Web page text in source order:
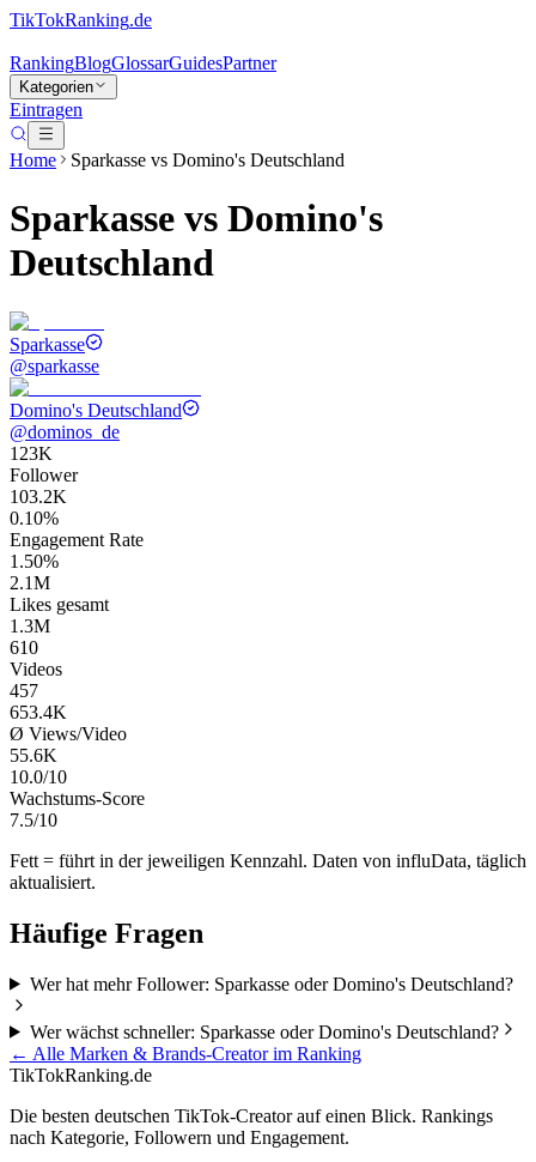
TikTokRanking.de
RankingBlogGlossarGuidesPartner
Kategorien
Eintragen
Home Sparkasse vs Domino's Deutschland
Sparkasse vs Domino's
Deutschland
Sparkasse
@sparkasse
Domino's Deutschland
@dominos_de
123K
Follower
103.2K
0.10%
Engagement Rate
1.50%
2.1M
Likes gesamt
1.3M
610
Videos
457
653.4K
Ø Views/Video
55.6K
10.0/10
Wachstums-Score
7.5/10
Fett = führt in der jeweiligen Kennzahl. Daten von influData, täglich
aktualisiert.
Häufige Fragen
Wer hat mehr Follower: Sparkasse oder Domino's Deutschland?
Wer wächst schneller: Sparkasse oder Domino's Deutschland?
← Alle Marken & Brands-Creator im Ranking
TikTokRanking.de
Die besten deutschen TikTok-Creator auf einen Blick. Rankings
nach Kategorie, Followern und Engagement.